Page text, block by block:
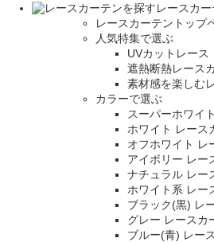
レースカー
レースカーテントップ
人気特集で選ぶ
UVカットレース
遮熱断熱レース
素材感を楽しむ
カラーで選ぶ
スーパーホワイ
ホワイト レース
オフホワイト レ
アイボリー レー
ナチュラル レー
ホワイト系 レー
ブラック(黒) レ
グレー レースカ
ブルー(青) レー